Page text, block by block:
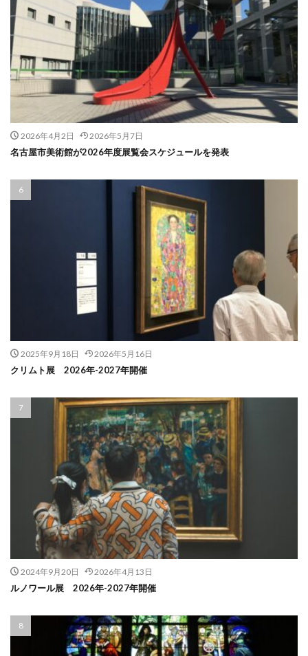
2026年4月2日 2026年5月7日
名古屋市美術館が2026年度展覧会スケジュールを発表
2025年9月18日 2026年5月16日
クリムト展 2026年-2027年開催
2024年9月20日 2026年4月13日
ルノワール展 2026年-2027年開催